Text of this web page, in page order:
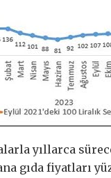
yıllarca
gıda fiyatları